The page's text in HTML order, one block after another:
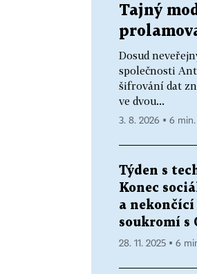
Tajný
Dosud
společnosti
šifrování dat
ve dvou...
3. 8. 2026 ▪ 6
Týden s
Konec
a nekončící
soukromí s
28. 11. 2025 ▪ 6